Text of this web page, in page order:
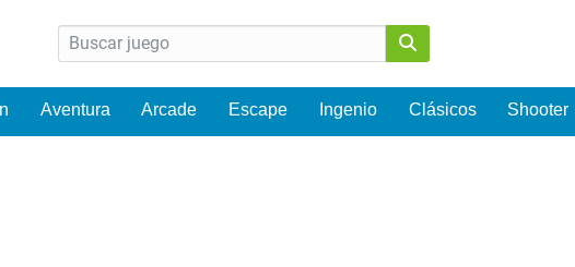
Aventura Arcade Escape Ingenio Clásicos Shooter